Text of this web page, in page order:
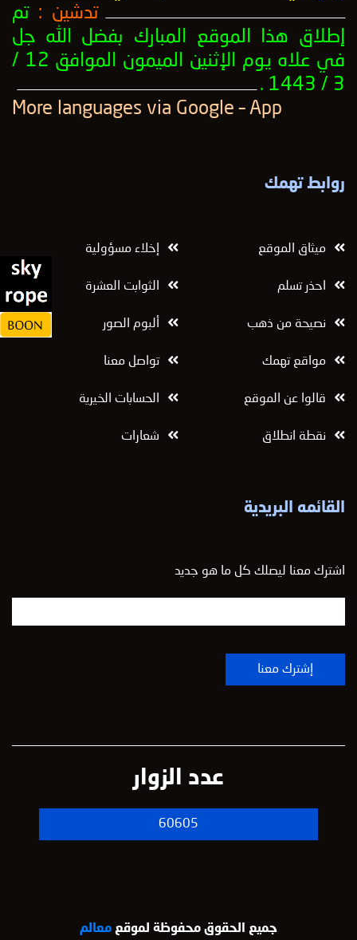
ــــــــــــــــــــــــــــــــــــــــــــــــــــــــــــــــــــــــــــــــــــــــــــــــــــ تدشين : تم
إطلاق هذا الموقع المبارك بفضل الله جل
في علاه يوم الإثنين الميمون الموافق 12 /
3 / 1443 .
ــــــــــــــــــــــــــــــــــــــــــــــــــــــــــــــــــــــــــــــــــــــــــــــــــــ
روابط تهمك
ميثاق الموقع إخلاء مسؤولية
احذر تسلم الثوابت العشرة
نصيحة من ذهب ألبوم الصور
مواقع تهمك تواصل معنا
قالوا عن الموقع الحسابات الخيرية
نقطة انطلاق شعارات
القائمه البريدية
اشترك معنا ليصلك كل ما هو جديد
عدد الزوار
60605
جميع الحقوق محفوظة لموقع معالم